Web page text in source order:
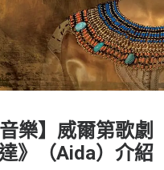
音樂】威爾第歌劇
達》（Aida）介紹